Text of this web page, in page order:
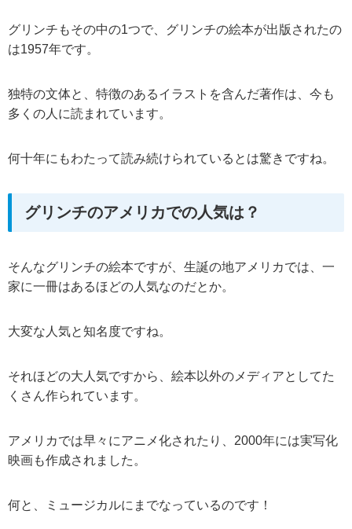
グリンチもその中の1つで、グリンチの絵本が出版されたの
は1957年です。
独特の文体と、特徴のあるイラストを含んだ著作は、今も
多くの人に読まれています。
何十年にもわたって読み続けられているとは驚きですね。
グリンチのアメリカでの人気は？
そんなグリンチの絵本ですが、生誕の地アメリカでは、一
家に一冊はあるほどの人気なのだとか。
大変な人気と知名度ですね。
それほどの大人気ですから、絵本以外のメディアとしてた
くさん作られています。
アメリカでは早々にアニメ化されたり、2000年には実写化
映画も作成されました。
何と、ミュージカルにまでなっているのです！